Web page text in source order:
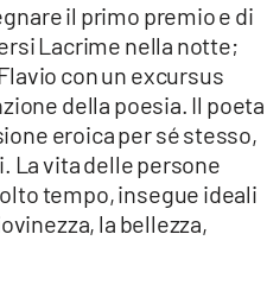
il primo premio e di
Lacrime nella notte;
con un excursus
della poesia. Il poeta
eroica per sé stesso,
La vita delle persone
tempo, insegue ideali
la bellezza,